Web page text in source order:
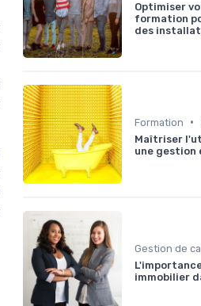
Optimiser
formation
des
Formation •
Maîtriser
une gestion
Gestion de
immobilier